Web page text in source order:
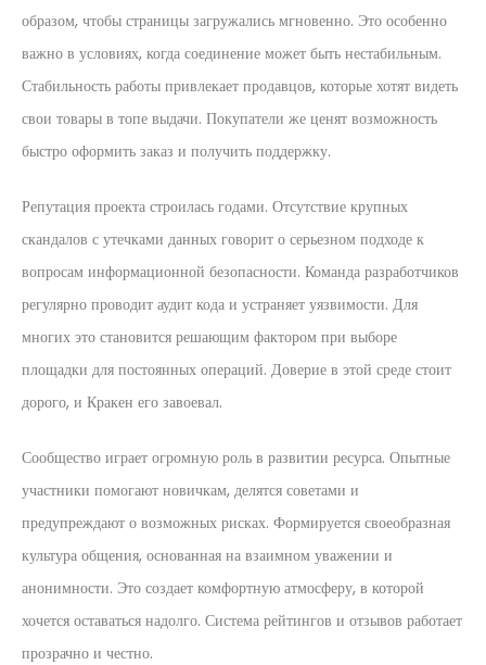
образом, чтобы страницы загружались мгновенно. Это особенно
важно в условиях, когда соединение может быть нестабильным.
Стабильность работы привлекает продавцов, которые хотят видеть
свои товары в топе выдачи. Покупатели же ценят возможность
быстро оформить заказ и получить поддержку.
Репутация проекта строилась годами. Отсутствие крупных
скандалов с утечками данных говорит о серьезном подходе к
вопросам информационной безопасности. Команда разработчиков
регулярно проводит аудит кода и устраняет уязвимости. Для
многих это становится решающим фактором при выборе
площадки для постоянных операций. Доверие в этой среде стоит
дорого, и Кракен его завоевал.
Сообщество играет огромную роль в развитии ресурса. Опытные
участники помогают новичкам, делятся советами и
предупреждают о возможных рисках. Формируется своеобразная
культура общения, основанная на взаимном уважении и
анонимности. Это создает комфортную атмосферу, в которой
хочется оставаться надолго. Система рейтингов и отзывов работает
прозрачно и честно.